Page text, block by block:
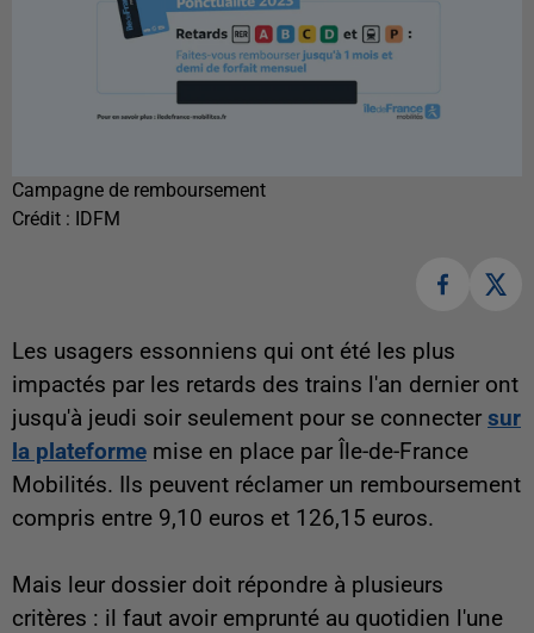
Campagne de remboursement
Crédit :
IDFM
Les usagers essonniens qui ont été les plus
impactés par les retards des trains l'an dernier ont
jusqu'à jeudi soir seulement pour se connecter sur
la plateforme mise en place par Île-de-France
Mobilités. Ils peuvent réclamer un remboursement
compris entre 9,10 euros et 126,15 euros.
Mais leur dossier doit répondre à plusieurs
critères : il faut avoir emprunté au quotidien l'une